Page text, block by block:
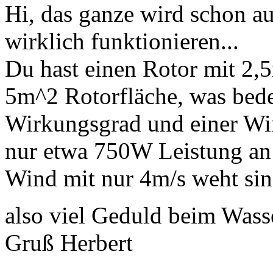
Hi, das ganze wird schon
wirklich funktionieren...
Du hast einen Rotor mit
5m^2 Rotorfläche, was
Wirkungsgrad und einer
nur etwa 750W Leistung
Wind mit nur 4m/s weht
also viel Geduld beim
Gruß Herbert